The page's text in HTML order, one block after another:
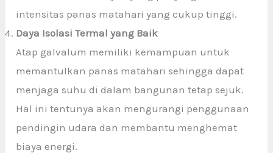
intensitas panas matahari yang cukup tinggi.
Daya Isolasi Termal yang Baik
Atap galvalum memiliki kemampuan untuk
memantulkan panas matahari sehingga dapat
menjaga suhu di dalam bangunan tetap sejuk.
Hal ini tentunya akan mengurangi penggunaan
pendingin udara dan membantu menghemat
biaya energi.